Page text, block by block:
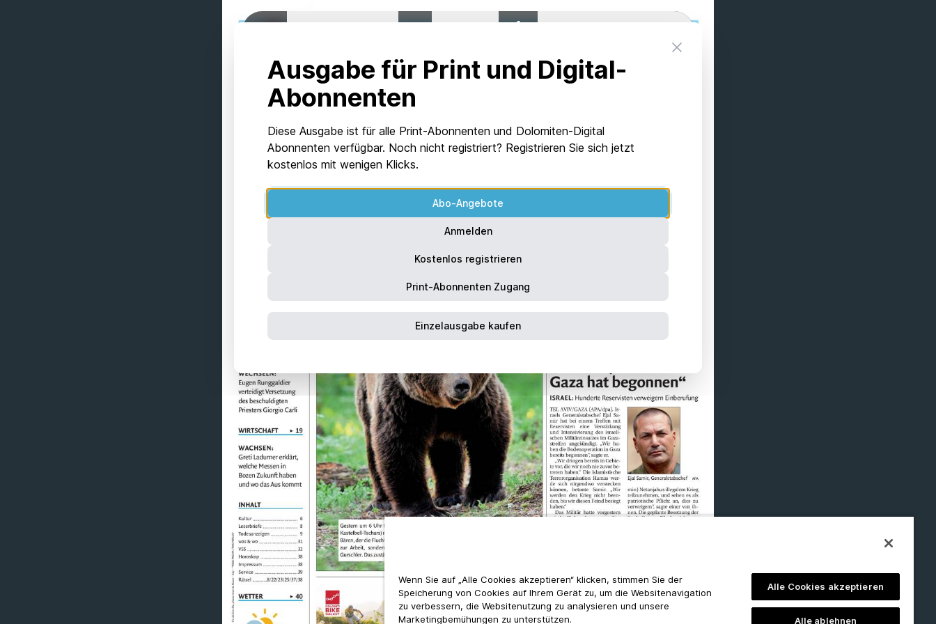
Close
Ausgabe für Print und Digital-
Abonnenten
Diese Ausgabe ist für alle Print-Abonnenten und Dolomiten-Digital
Abonnenten verfügbar. Noch nicht registriert? Registrieren Sie sich jetzt
kostenlos mit wenigen Klicks.
Abo-Angebote
Anmelden
Kostenlos registrieren
Print-Abonnenten Zugang
Einzelausgabe kaufen
Wenn Sie auf „Alle Cookies akzeptieren“ klicken, stimmen Sie der
Speicherung von Cookies auf Ihrem Gerät zu, um die Websitenavigation
zu verbessern, die Websitenutzung zu analysieren und unsere
Marketingbemühungen zu unterstützen.
Alle Cookies akzeptieren
Alle ablehnen